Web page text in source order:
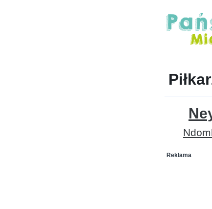
Reklama